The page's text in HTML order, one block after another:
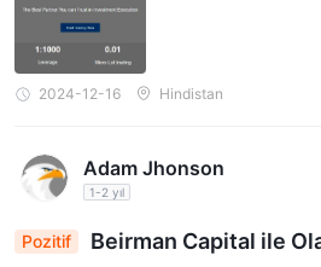
2024-12-16 Hindistan
Adam Jhonson
1-2 yıl
Pozitif Beirman Capital ile